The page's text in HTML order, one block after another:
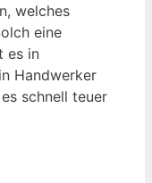
welches
eine
es in
Handwerker
schnell teuer